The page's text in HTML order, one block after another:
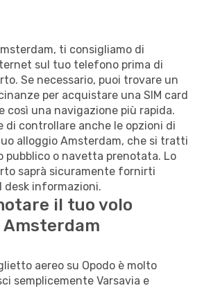
ti consigliamo di
sul tuo telefono prima di
Se necessario, puoi trovare un
per acquistare una SIM card
così una navigazione più rapida.
di controllare anche le opzioni di
alloggio Amsterdam, che si tratti
pubblico o navetta prenotata. Lo
saprà sicuramente fornirti
desk informazioni.
il tuo volo
aereo su Opodo è molto
semplicemente Varsavia e